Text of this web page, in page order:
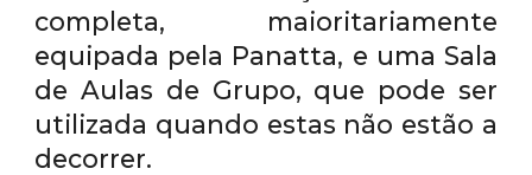
completa, maioritariamente
equipada pela Panatta, e uma Sala
de Aulas de Grupo, que pode ser
utilizada quando estas não estão a
decorrer.